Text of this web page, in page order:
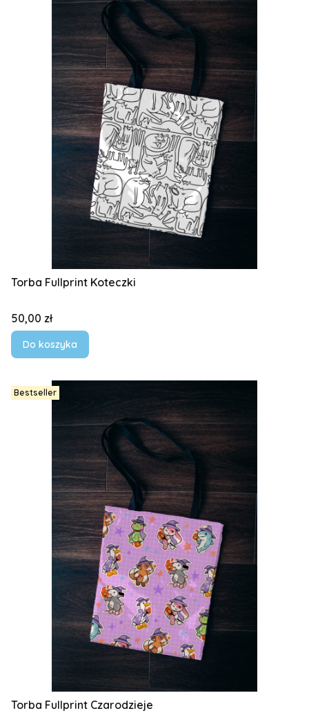
Torba Fullprint Koteczki
Cena
50,00 zł
Do koszyka
Bestseller
Torba Fullprint Czarodzieje